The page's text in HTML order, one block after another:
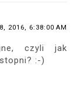
2016, 6:38:00 AM
czyli jak
:-)